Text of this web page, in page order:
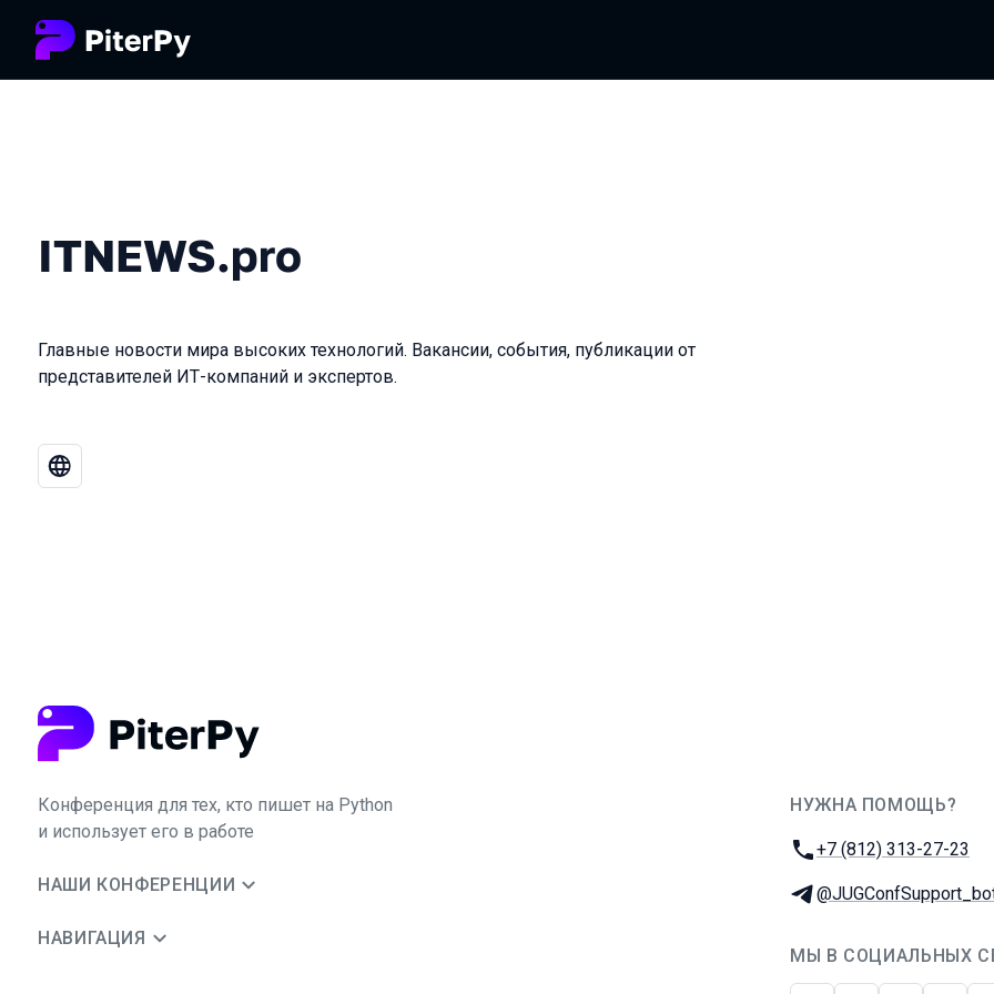
ITNEWS.pro
Главные новости мира высоких технологий. Вакансии, события, публикации от
представителей ИТ-компаний и экспертов.
Конференция для тех, кто пишет на Python
и использует его в работе
НАШИ КОНФЕРЕНЦИИ
НАВИГАЦИЯ
НУЖНА ПОМОЩЬ?
Телефон:
+7 (812) 313-27-23
Телеграм:
МЫ В СОЦИАЛЬНЫХ